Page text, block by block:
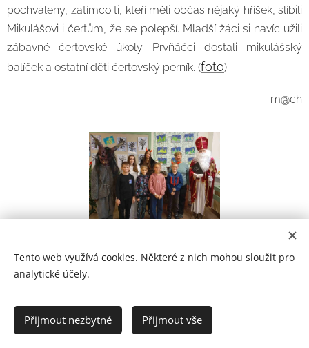
pochváleny, zatímco ti, kteří měli občas nějaký hříšek, slíbili
Mikulášovi i čertům, že se polepší. Mladší žáci si navíc užili
zábavné čertovské úkoly. Prvňáčci dostali mikulášský
balíček a ostatní děti čertovský perník. (foto)
m@ch
Cookies
Tento web využívá cookies. Některé z nich mohou sloužit pro
analytické účely.
Přijmout nezbytné Přijmout vše